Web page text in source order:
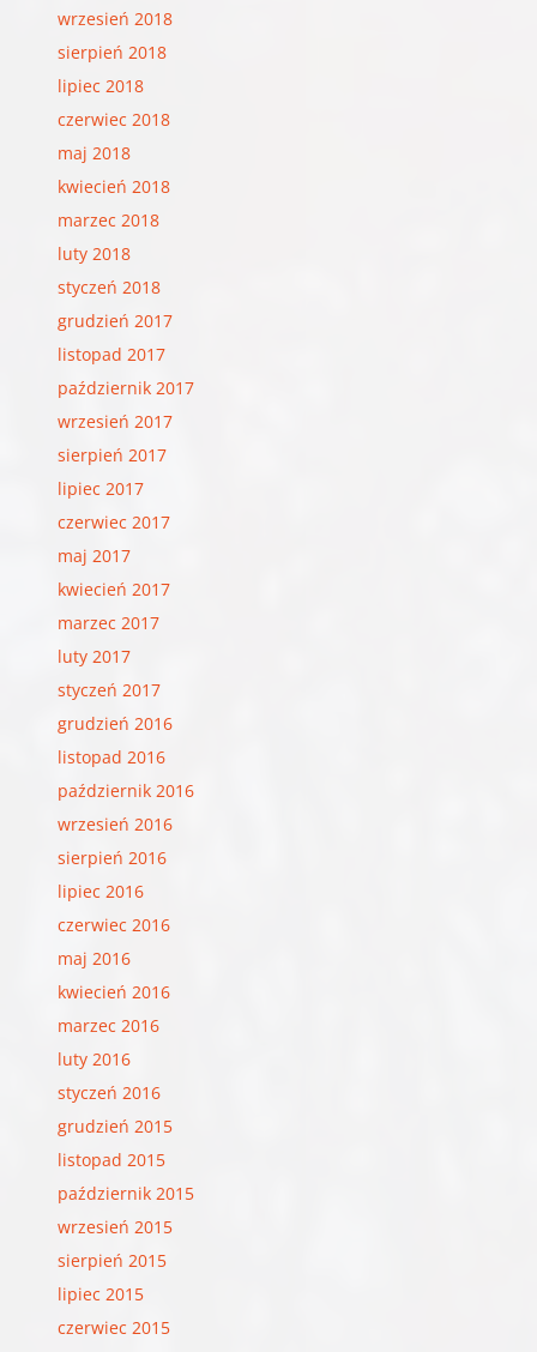
wrzesień 2018
sierpień 2018
lipiec 2018
czerwiec 2018
maj 2018
kwiecień 2018
marzec 2018
luty 2018
styczeń 2018
grudzień 2017
listopad 2017
październik 2017
wrzesień 2017
sierpień 2017
lipiec 2017
czerwiec 2017
maj 2017
kwiecień 2017
marzec 2017
luty 2017
styczeń 2017
grudzień 2016
listopad 2016
październik 2016
wrzesień 2016
sierpień 2016
lipiec 2016
czerwiec 2016
maj 2016
kwiecień 2016
marzec 2016
luty 2016
styczeń 2016
grudzień 2015
listopad 2015
październik 2015
wrzesień 2015
sierpień 2015
lipiec 2015
czerwiec 2015